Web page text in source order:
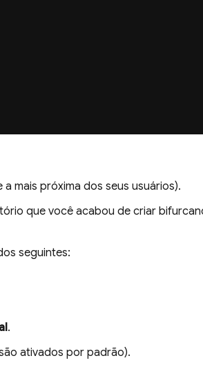
mais próxima dos seus usuários).
que você acabou de criar
seguintes:
.
ativados por padrão).